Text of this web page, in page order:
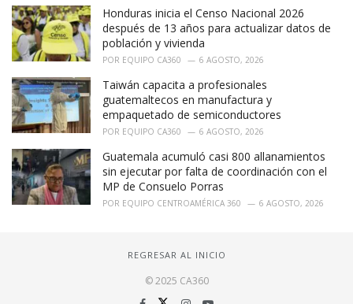
Honduras inicia el Censo Nacional 2026
después de 13 años para actualizar datos de
población y vivienda
POR EQUIPO CA360 6 AGOSTO, 2026
Taiwán capacita a profesionales
guatemaltecos en manufactura y
empaquetado de semiconductores
POR EQUIPO CA360 6 AGOSTO, 2026
Guatemala acumuló casi 800 allanamientos
sin ejecutar por falta de coordinación con el
MP de Consuelo Porras
POR EQUIPO CENTROAMÉRICA 360 6 AGOSTO, 2026
REGRESAR AL INICIO
© 2025 CA360